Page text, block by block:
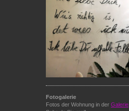
Fotogalerie
Fotos der Wohnung in der Galerie